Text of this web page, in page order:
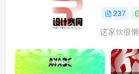
237
这家伙很